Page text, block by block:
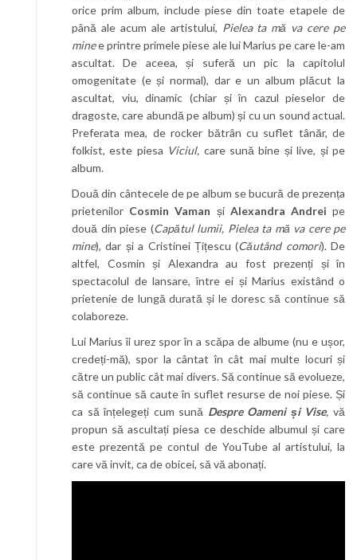
orice prim album, include piese din toate etapele de
până ale acum ale artistului, Pielea ta mă va cere pe
minee printre primele piese ale lui Marius pe care le-am
ascultat. De aceea, și suferă un pic la capitolul
omogenitate (e și normal), dar e un album plăcut la
ascultat, viu, dinamic (chiar și în cazul pieselor de
dragoste, care abundă pe album) și cu un sound actual.
Preferata mea, de rocker bătrân cu suflet tânăr, de
folkist, este piesa Viciul, care sună bine și live, și pe
album.
Două din cântecele de pe album se bucură de prezența
prietenilor Cosmin Vaman și Alexandra Andrei pe
două din piese (Capătul lumii, Pielea ta mă va cere pe
mine), dar și a Cristinei Țițescu (Căutând comori). De
altfel, Cosmin și Alexandra au fost prezenți și în
spectacolul de lansare, între ei și Marius existând o
prietenie de lungă durată și le doresc să continue să
colaboreze.
Lui Marius îi urez spor în a scăpa de albume (nu e ușor,
credeți-mă), spor la cântat în cât mai multe locuri și
către un public cât mai divers. Să continue să evolueze,
să continue să caute în suflet resurse de noi piese. Și
ca să înțelegeți cum sună Despre Oameni și Vise,vă
propun să ascultați piesa ce deschide albumul și care
este prezentă pe contul de YouTube al artistului, la
care vă invit, ca de obicei, să vă abonați.